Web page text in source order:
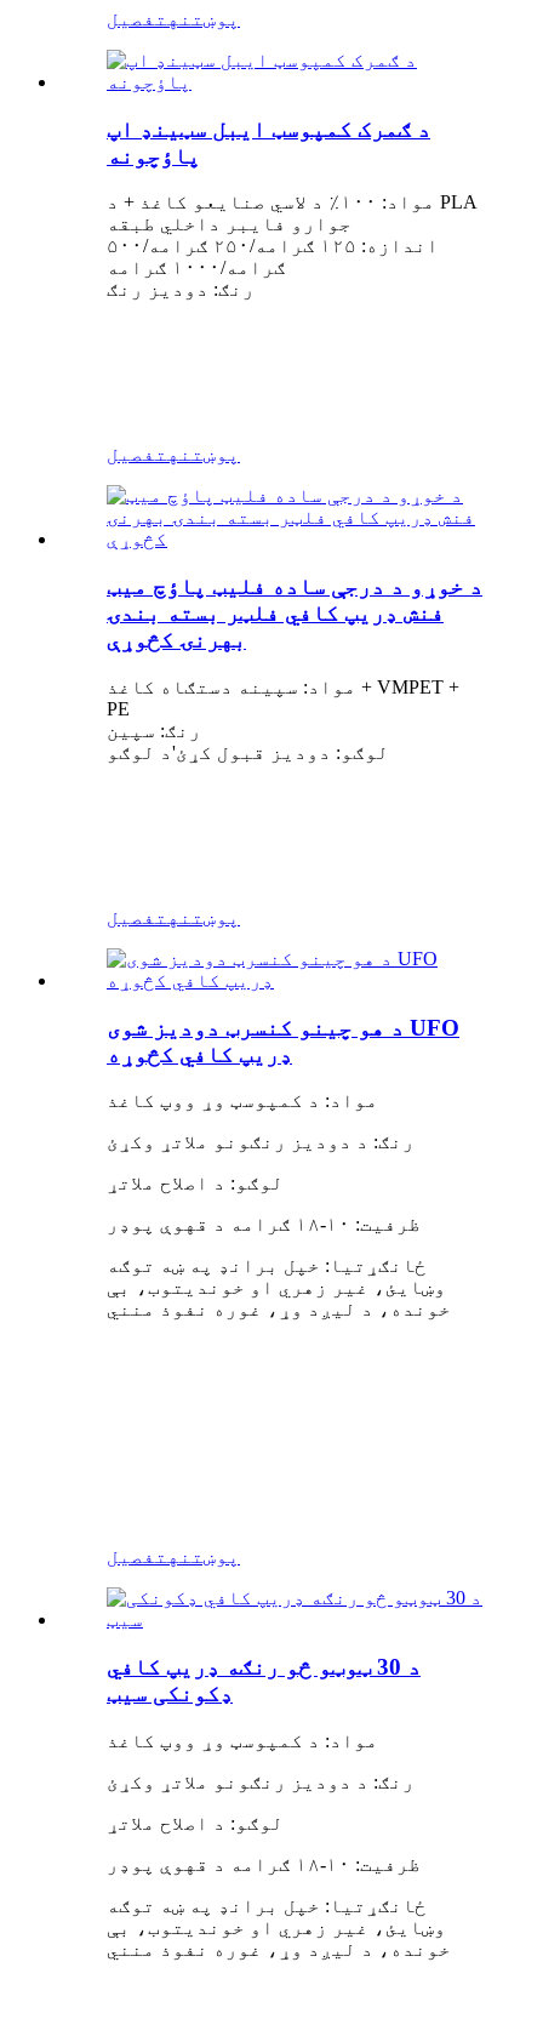
پوښتنه تفصیل
د ګمرک کمپوسټ ایبل سټینډ اپ
پاؤچونه
مواد: ۱۰۰٪ د لاسي صنایعو کاغذ + د PLA
جوارو فایبر داخلي طبقه
اندازه: ۱۲۵ ګرامه/۲۵۰ ګرامه/۵۰۰
ګرامه/۱۰۰۰ ګرامه
رنګ: دودیز رنګ
پوښتنهتفصیل
د خوړو د درجې ساده فلیټ پاؤچ میټ
فنش ډریپ کافي فلټر بسته بندۍ
بهرنۍ کڅوړې
مواد: سپینه دستګاه کاغذ + VMPET +
PE
رنګ: سپین
لوګو: دودیز قبول کړئ'د لوګو
پوښتنه تفصیل
د هو چینو کنسرټ دودیز شوی UFO
ډریپ کافي کڅوړه
مواد: د کمپوسټ وړ ووپ کاغذ
رنګ: د دودیز رنګونو ملاتړ وکړئ
لوګو: د اصلاح ملاتړ
ظرفیت: ۱۰-۱۸ ګرامه د قهوې پوډر
ځانګړتیا: خپل برانډ په ښه توګه
وښایئ، غیر زهري او خوندیتوب، بې
خونده، د لیږد وړ، غوره نفوذ منني
پوښتنه تفصیل
د 30 ټوټو څو رنګه ډریپ کافي
ډکونکی سیټ
مواد: د کمپوسټ وړ ووپ کاغذ
رنګ: د دودیز رنګونو ملاتړ وکړئ
لوګو: د اصلاح ملاتړ
ظرفیت: ۱۰-۱۸ ګرامه د قهوې پوډر
ځانګړتیا: خپل برانډ په ښه توګه
وښایئ، غیر زهري او خوندیتوب، بې
خونده، د لیږد وړ، غوره نفوذ منني